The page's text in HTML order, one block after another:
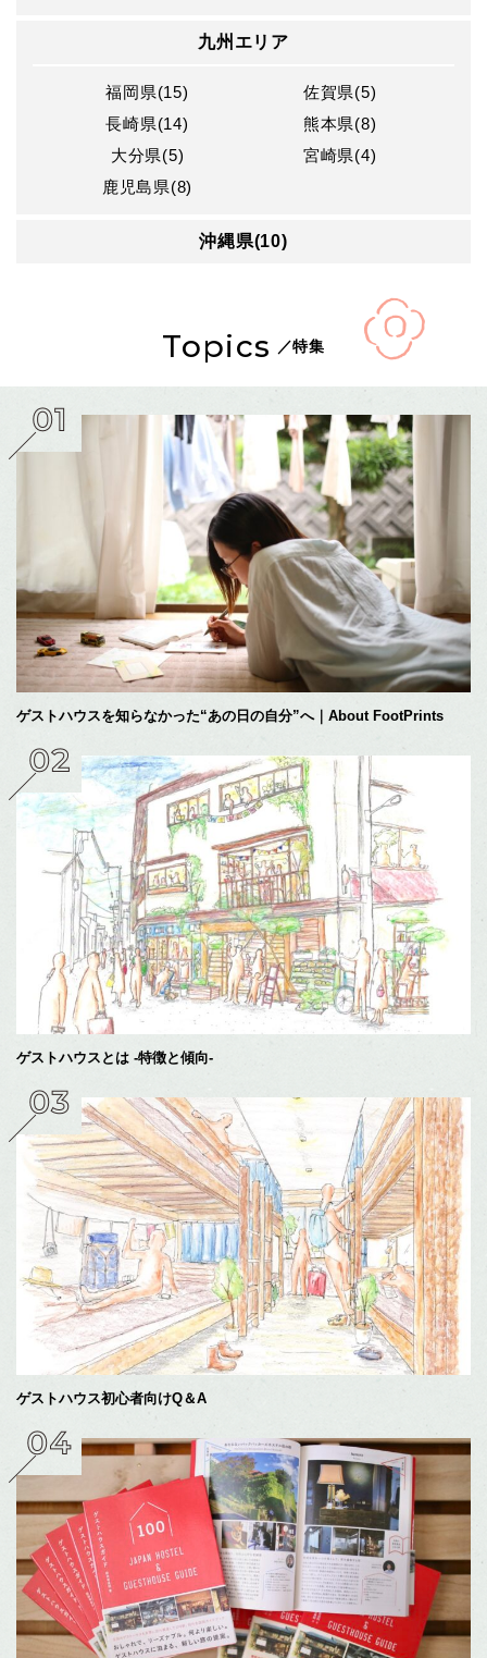
九州エリア
福岡県(15)
佐賀県(5)
長崎県(14)
熊本県(8)
大分県(5)
宮崎県(4)
鹿児島県(8)
沖縄県(10)
Topics ／特集
ゲストハウスを知らなかった“あの日の自分”へ｜About FootPrints
ゲストハウスとは -特徴と傾向-
ゲストハウス初心者向けQ＆A